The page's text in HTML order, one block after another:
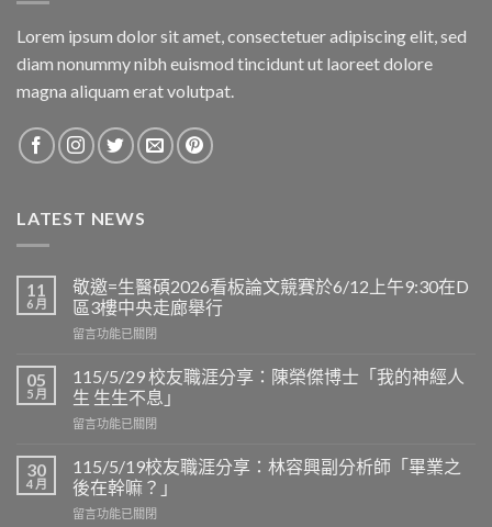
Lorem ipsum dolor sit amet, consectetuer adipiscing elit, sed
diam nonummy nibh euismod tincidunt ut laoreet dolore
magna aliquam erat volutpat.
LATEST NEWS
11
6 月
敬邀=生醫碩2026看板論文競賽於6/12上午9:30在D
區3樓中央走廊舉行
在
邀
=
生
醫
2026
看
板
論
留言功能已關閉
05
5 月
115/5/29 校友職涯分享：陳榮傑博士「我的神經人
生 生生不息」
在
校
友
職
涯
留言功能已關閉
30
4 月
115/5/19校友職涯分享：林容興副分析師「畢業之
後在幹嘛？」
在
留言功能已關閉